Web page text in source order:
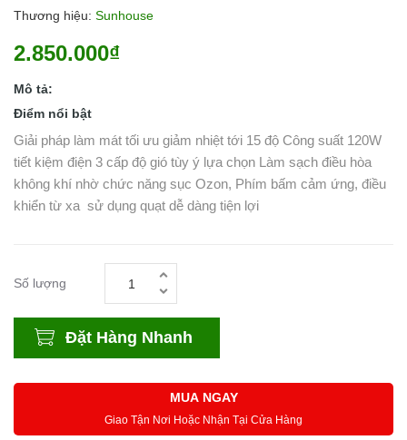
Thương hiệu: Sunhouse
2.850.000₫
Mô tả:
Điểm nổi bật
Giải pháp làm mát tối ưu giảm nhiệt tới 15 độ Công suất 120W
tiết kiệm điện 3 cấp độ gió tùy ý lựa chọn Làm sạch điều hòa
không khí nhờ chức năng sục Ozon, Phím bấm cảm ứng, điều
khiển từ xa sử dụng quạt dễ dàng tiện lợi
Số lượng
Đặt Hàng Nhanh
MUA NGAY
Giao Tận Nơi Hoặc Nhận Tại Cửa Hàng